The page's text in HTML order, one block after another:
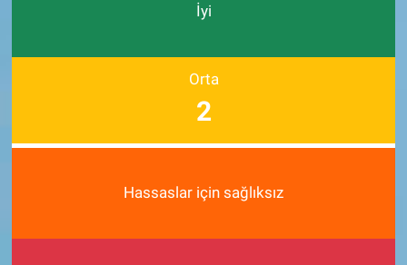
İyi
Orta
2
Hassaslar için sağlıksız